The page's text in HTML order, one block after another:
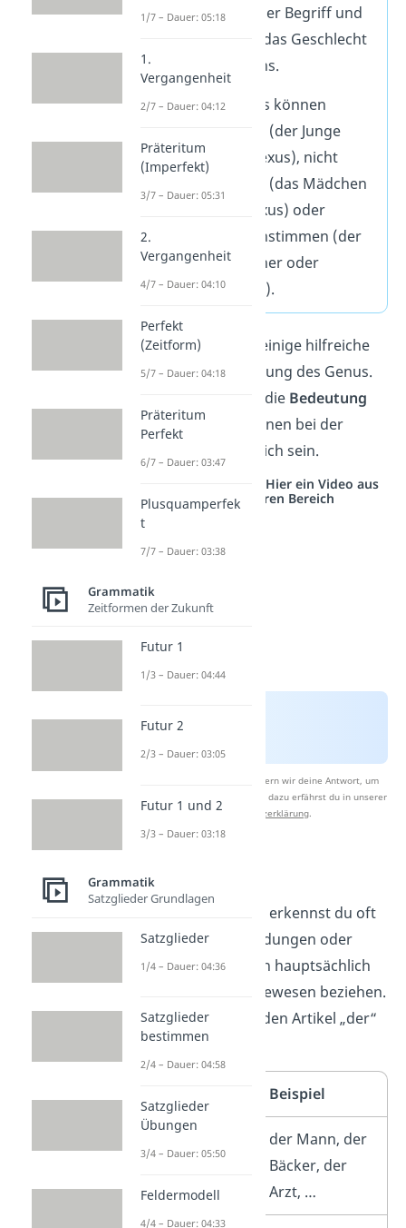
ist ein biologischer Begriff und
bezieht sich auf das Geschlecht
eines Lebewesens.
Genus und Sexus können
(der Junge
→ männlicher Sexus), nicht
übereinstimmen (das Mädchen
→ weiblicher Sexus) oder
teilweise übereinstimmen (der
Gast → männlicher oder
weiblicher Sexus).
Allerdings gibt es einige hilfreiche
Tipps zur Bestimmung des Genus.
sowie die Bedeutung
eines Nomens können bei der
Bestimmung nützlich sein.
Studyflix vernetzt: Hier ein Video aus
einem anderen Bereich
Nach Beantwortung speichern wir deine Antwort, um
Studyflix zu verbessern. Mehr dazu erfährst du in unserer
Datenschutzerklärung.
Maskulinum:
erkennst du oft
an bestimmten Endungen oder
daran, dass sie sich hauptsächlich
auf männliche Lebewesen beziehen.
Sie werden durch den Artikel „der“
begleitet.
Beispiel
Männliche
und Berufe
der Mann, der
Bäcker, der
Arzt, …
1/7 – Dauer: 05:18
1.
Vergangenheit
2/7 – Dauer: 04:12
Präteritum
(Imperfekt)
3/7 – Dauer: 05:31
2.
Vergangenheit
4/7 – Dauer: 04:10
Perfekt
(Zeitform)
5/7 – Dauer: 04:18
Präteritum
Perfekt
6/7 – Dauer: 03:47
Plusquamperfek
t
7/7 – Dauer: 03:38
Grammatik
Zeitformen der Zukunft
Futur 1
1/3 – Dauer: 04:44
Futur 2
2/3 – Dauer: 03:05
Futur 1 und 2
3/3 – Dauer: 03:18
Grammatik
Satzglieder Grundlagen
Satzglieder
1/4 – Dauer: 04:36
Satzglieder
bestimmen
2/4 – Dauer: 04:58
Satzglieder
Übungen
3/4 – Dauer: 05:50
Feldermodell
4/4 – Dauer: 04:33